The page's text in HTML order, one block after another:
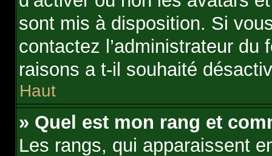
sont mis à disposition. Si
contactez l’administrateur
raisons a t-il souhaité
Haut
» Quel est mon rang et
Les rangs, qui apparaissent